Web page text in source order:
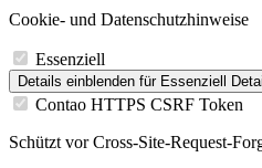
Cookie- und Datenschutzhinweise
Essenziell
Details einblenden für Essenziell
Contao HTTPS CSRF Token
Schützt vor Cross-Site-Request-